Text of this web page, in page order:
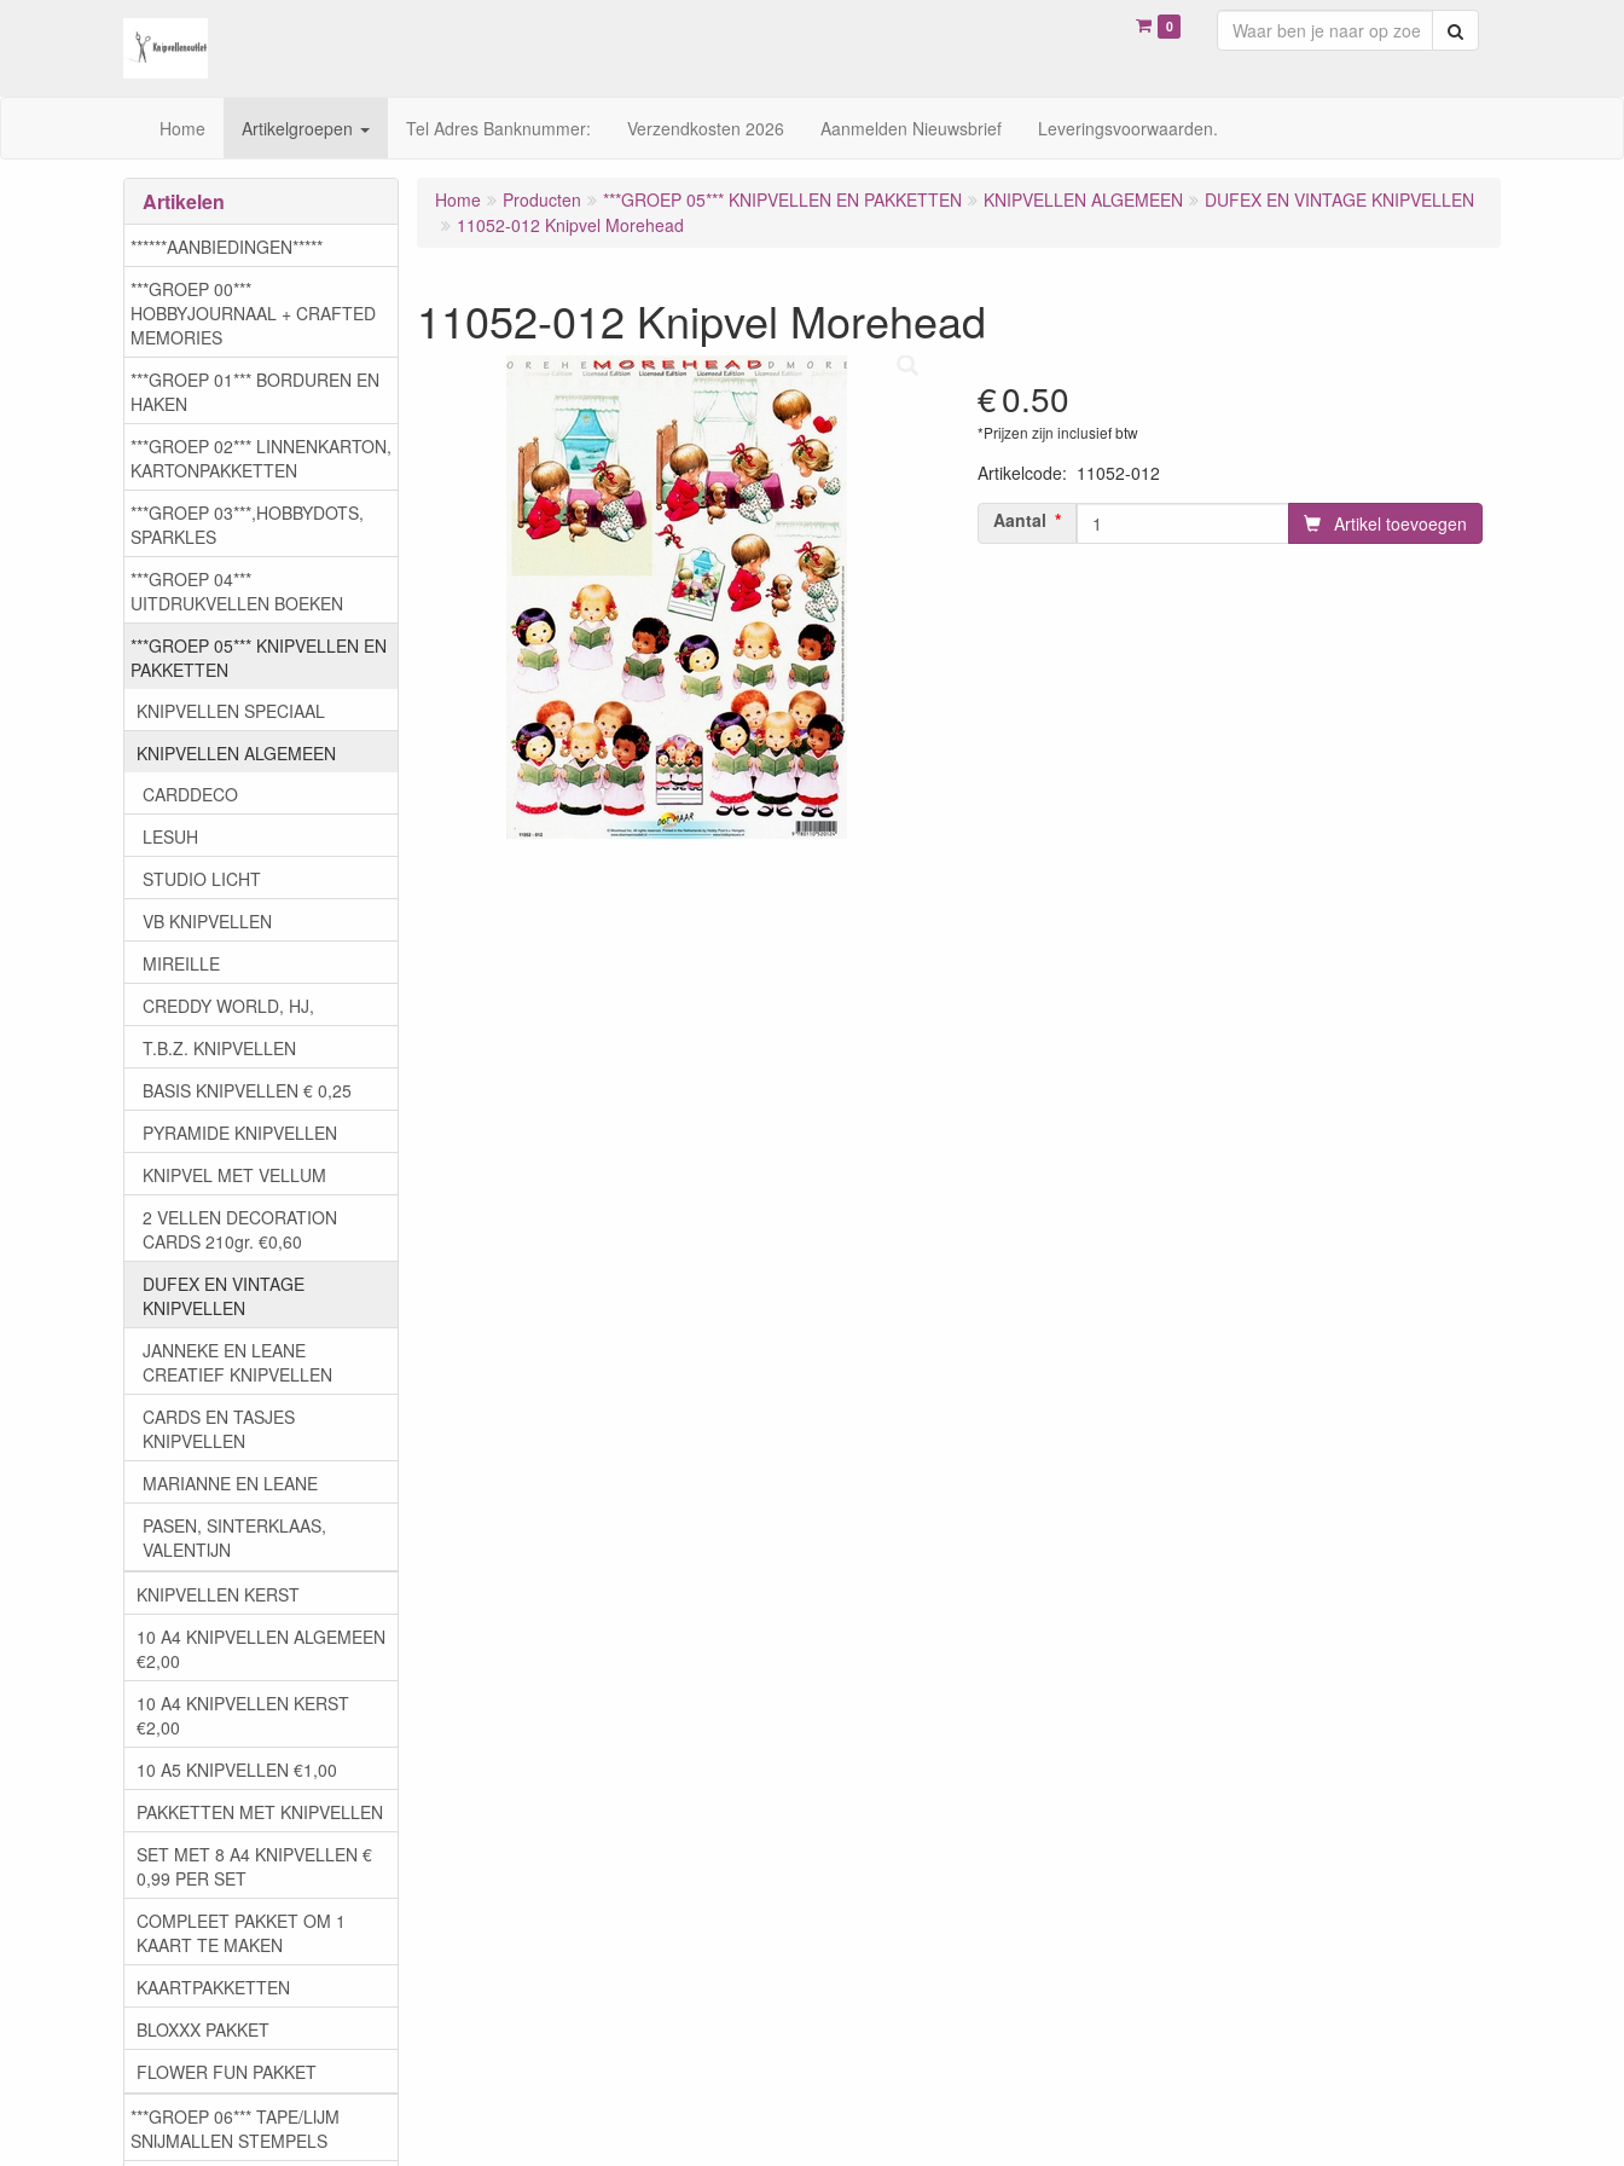
0
Home Artikelgroepen Tel Adres Banknummer: Verzendkosten 2026 Aanmelden Nieuwsbrief Leveringsvoorwaarden.
Home Producten ***GROEP 05*** KNIPVELLEN EN PAKKETTEN KNIPVELLEN ALGEMEEN
DUFEX EN VINTAGE KNIPVELLEN
11052-012 Knipvel Morehead
11052-012 Knipvel Morehead
€0.50
*Prijzen zijn inclusief btw
Artikelcode: 11052-012
Aantal
Artikel toevoegen
Artikelen
******AANBIEDINGEN*****
***GROEP 00***
HOBBYJOURNAAL + CRAFTED
MEMORIES
***GROEP 01*** BORDUREN EN
HAKEN
***GROEP 02*** LINNENKARTON,
KARTONPAKKETTEN
***GROEP 03***,HOBBYDOTS,
SPARKLES
***GROEP 04***
UITDRUKVELLEN BOEKEN
***GROEP 05*** KNIPVELLEN EN
PAKKETTEN
KNIPVELLEN SPECIAAL
KNIPVELLEN ALGEMEEN
CARDDECO
LESUH
STUDIO LICHT
VB KNIPVELLEN
MIREILLE
CREDDY WORLD, HJ,
T.B.Z. KNIPVELLEN
BASIS KNIPVELLEN € 0,25
PYRAMIDE KNIPVELLEN
KNIPVEL MET VELLUM
2 VELLEN DECORATION
CARDS 210gr. €0,60
DUFEX EN VINTAGE
KNIPVELLEN
JANNEKE EN LEANE
CREATIEF KNIPVELLEN
CARDS EN TASJES
KNIPVELLEN
MARIANNE EN LEANE
PASEN, SINTERKLAAS,
VALENTIJN
KNIPVELLEN KERST
10 A4 KNIPVELLEN ALGEMEEN
€2,00
10 A4 KNIPVELLEN KERST
€2,00
10 A5 KNIPVELLEN €1,00
PAKKETTEN MET KNIPVELLEN
SET MET 8 A4 KNIPVELLEN €
0,99 PER SET
COMPLEET PAKKET OM 1
KAART TE MAKEN
KAARTPAKKETTEN
BLOXXX PAKKET
FLOWER FUN PAKKET
***GROEP 06*** TAPE/LIJM
SNIJMALLEN STEMPELS